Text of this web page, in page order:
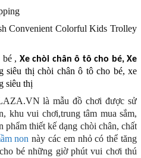
Convenient Colorful Kids Trolley
, Xe chòi chân ô tô cho bé, Xe
siêu thị chòi chân ô tô cho bé, xe
siêu thị
là mẫu đồ chơi được sử
khu vui chơi,trung tâm mua sắm,
phẩm thiết kế dạng chòi chân, chất
non này các em nhỏ có thể tăng
bé những giờ phút vui chơi thú